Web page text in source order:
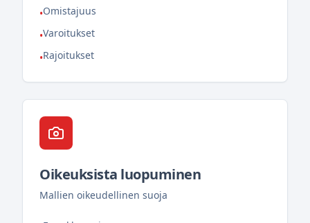
•Omistajuus
•Varoitukset
•Rajoitukset
Oikeuksista luopuminen
Mallien oikeudellinen suoja